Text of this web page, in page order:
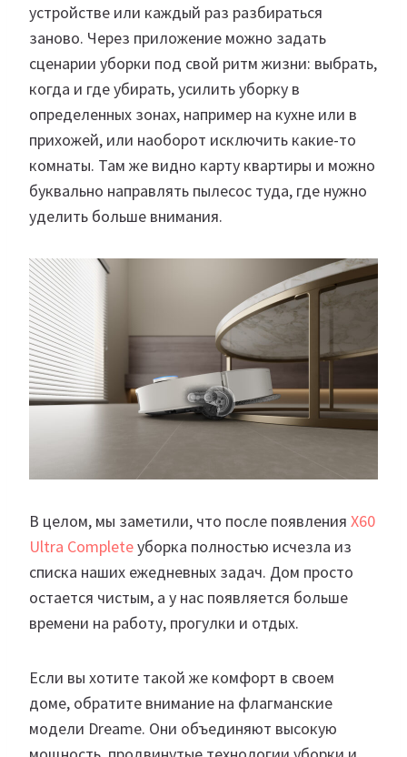
устройстве или каждый раз разбираться
заново. Через приложение можно задать
сценарии уборки под свой ритм жизни: выбрать,
когда и где убирать, усилить уборку в
определенных зонах, например на кухне или в
прихожей, или наоборот исключить какие-то
комнаты. Там же видно карту квартиры и можно
буквально направлять пылесос туда, где нужно
уделить больше внимания.
В целом, мы заметили, что после появления X60
Ultra Completeуборка полностью исчезла из
списка наших ежедневных задач. Дом просто
остается чистым, а у нас появляется больше
времени на работу, прогулки и отдых.
Если вы хотите такой же комфорт в своем
доме, обратите внимание на флагманские
модели Dreame. Они объединяют высокую